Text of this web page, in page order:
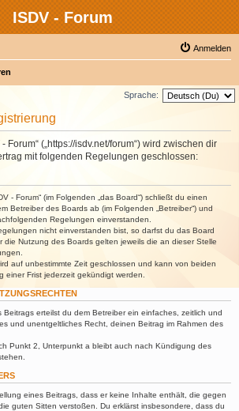
ISDV - Forum
Anmelden
Sprache:
Forum“ („https://isdv.net/forum“) wird zwischen dir
mit folgenden Regelungen geschlossen:
- Forum“ (im Folgenden „das Board“) schließt du einen
Betreiber des Boards ab (im Folgenden „Betreiber“) und
Regelungen einverstanden.
nicht einverstanden bist, so darfst du das Board
die Nutzung des Boards gelten jeweils die an dieser Stelle
auf unbestimmte Zeit geschlossen und kann von beiden
einer Frist jederzeit gekündigt werden.
Beitrags erteilst du dem Betreiber ein einfaches, zeitlich und
und unentgeltliches Recht, deinen Beitrag im Rahmen des
Punkt 2, Unterpunkt a bleibt auch nach Kündigung des
eines Beitrags, dass er keine Inhalte enthält, die gegen
guten Sitten verstoßen. Du erklärst insbesondere, dass du